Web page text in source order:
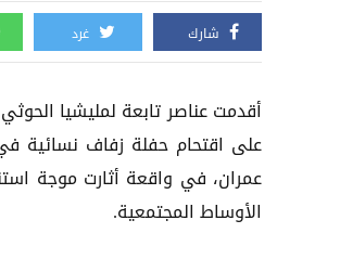
شارك غرد
أقدمت عناصر تابعة لمليشيا
على اقتحام حفلة زفاف نسائية
عمران، في واقعة أثارت موجة
الأوساط المجتمعية.